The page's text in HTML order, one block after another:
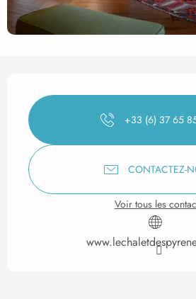
Ouverture et
+33 (6) 37 65
CONTACTEZ-
Voir tous les